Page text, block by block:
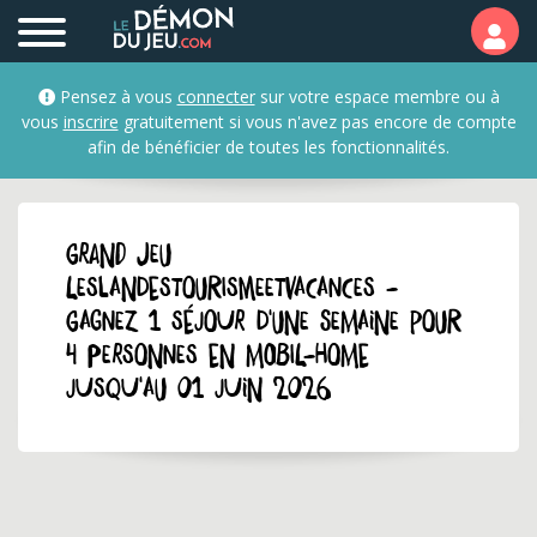
Pensez à vous connectersur votre espace membre ou à
vous inscrire gratuitement si vous n'avez pas encore de compte
afin de bénéficier de toutes les fonctionnalités.
GRAND JEU
leslandestourismeetvacances -
Gagnez 1 séjour d'une semaine pour
4 personnes en mobil-home
jusqu'au 01 juin 2026